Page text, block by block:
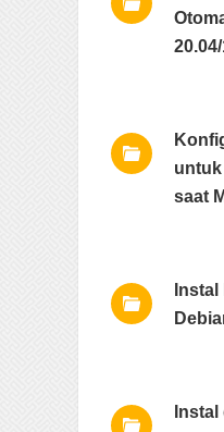
untuk
saat